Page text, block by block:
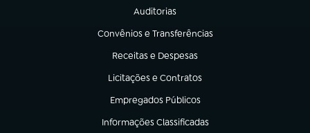
Auditorias
(abre em nova aba)
Convênios e Transferências
(abre em nova aba)
Receitas e Despesas
(abre em nova aba)
Licitações e Contratos
(abre em nova aba)
Empregados Públicos
(abre em nova aba)
Informações Classificadas
(abre em nova aba)